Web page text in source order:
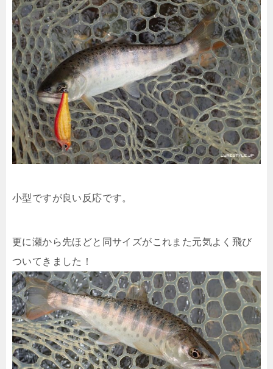
小型ですが良い反応です。
更に瀬から先ほどと同サイズがこれまた元気よく飛び
ついてきました！